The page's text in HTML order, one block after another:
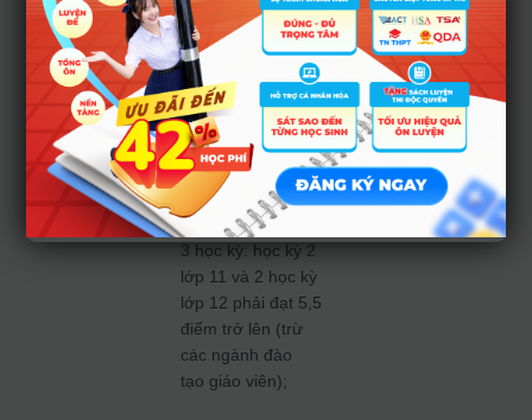
tuyển
– Tiêu chí 1: Đã tốt
nghiệp THPT.
– Tiêu chí 2: Điểm
TBC các môn văn
hóa thuộc tổ hợp
môn xét tuyển của
3 học kỳ: học kỳ 2
lớp 11 và 2 học kỳ
lớp 12 phải đạt 5,5
điểm trở lên (trừ
các ngành đào
tạo giáo viên);